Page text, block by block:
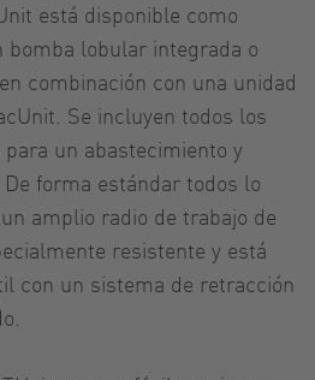
está disponible como
bomba lobular integrada o
combinación con una unidad
Se incluyen todos los
un abastecimiento y
forma estándar todos lo
amplio radio de trabajo de
resistente y está
con un sistema de retracción